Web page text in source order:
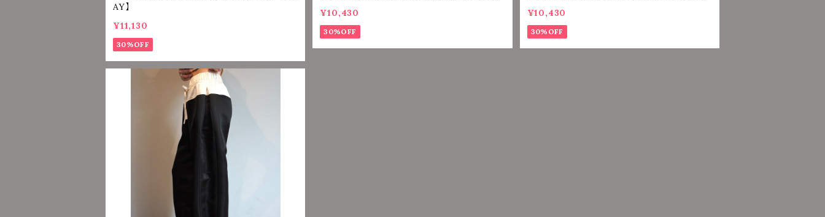
AY】
¥11,130
30%OFF
¥10,430
30%OFF
¥10,430
30%OFF